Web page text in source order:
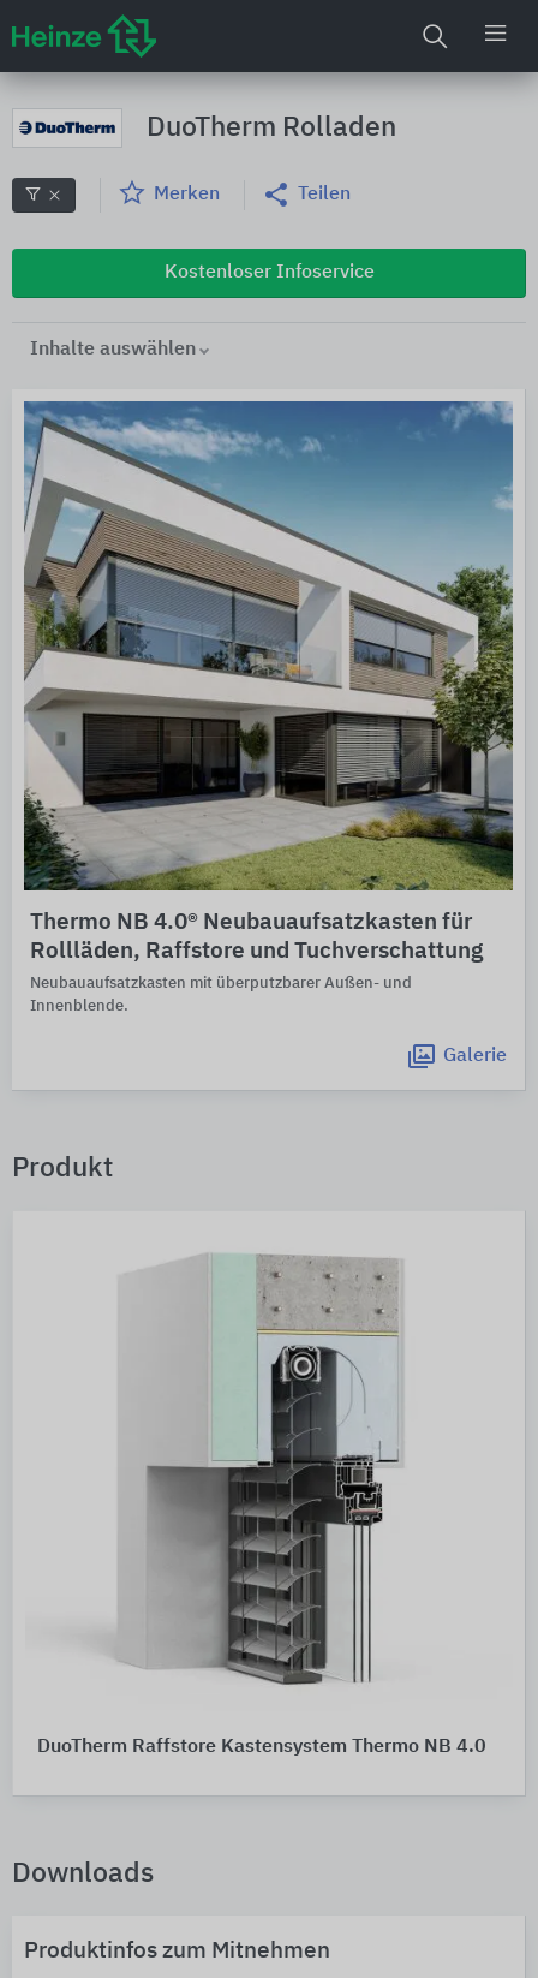
DuoTherm Rolladen
Merken Teilen
Kostenloser Infoservice
Inhalte auswählen
Thermo NB 4.0® Neubauaufsatzkasten für
Rollläden, Raffstore und Tuchverschattung
Neubauaufsatzkasten mit überputzbarer Außen- und
Innenblende.
Galerie
Produkt
DuoTherm Raffstore Kastensystem Thermo NB 4.0
Downloads
Produktinfos zum Mitnehmen